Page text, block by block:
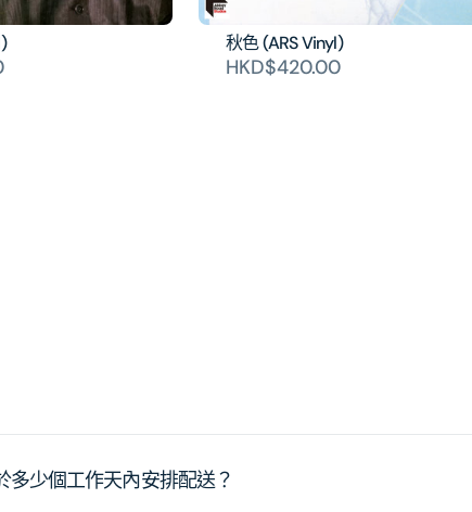
秋色 (ARS Vinyl)
HKD$420.00
多少個工作天內安排配送？